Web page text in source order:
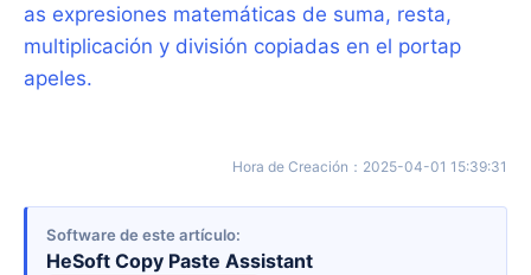
as expresiones matemáticas de suma, resta,
multiplicación y división copiadas en el portap
apeles.
Hora de Creación ： 2025-04-01 15:39:31
Software de este artículo
HeSoft Copy Paste Assistant